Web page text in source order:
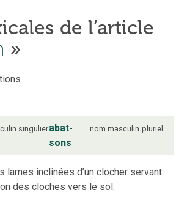
de l’article
»
singulierabat-
sons
nom masculin pluriel
lames inclinées d’un clocher servant
des cloches vers le sol.